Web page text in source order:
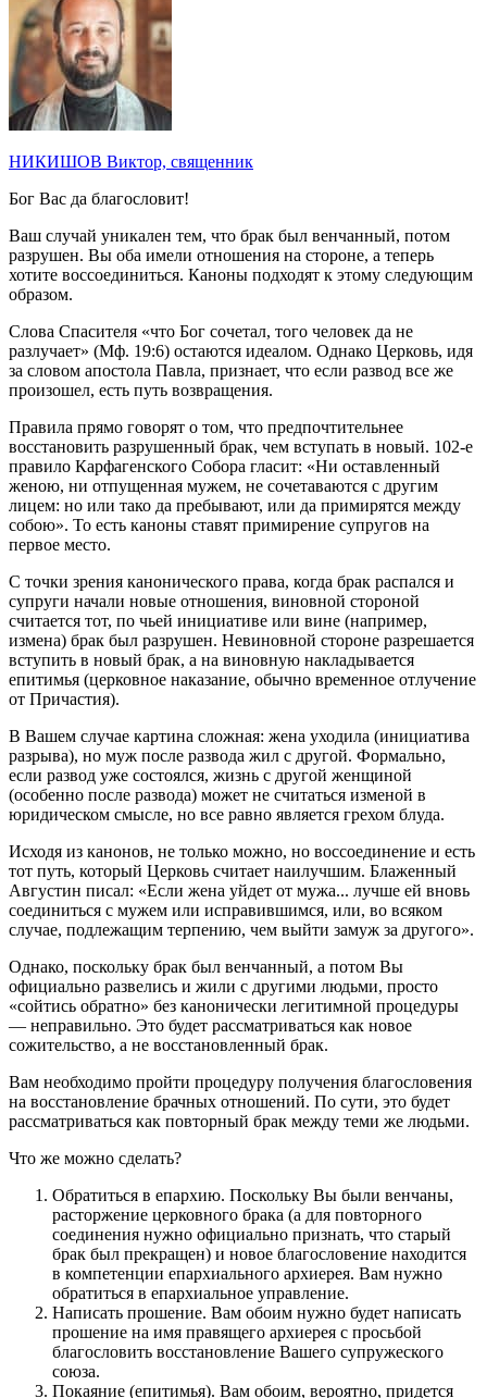
НИКИШОВ Виктор, священник
Бог Вас да благословит!
Ваш случай уникален тем, что брак был венчанный, потом
разрушен. Вы оба имели отношения на стороне, а теперь
хотите воссоединиться. Каноны подходят к этому следующим
образом.
Слова Спасителя «что Бог сочетал, того человек да не
разлучает» (Мф. 19:6) остаются идеалом. Однако Церковь, идя
за словом апостола Павла, признает, что если развод все же
произошел, есть путь возвращения.
Правила прямо говорят о том, что предпочтительнее
восстановить разрушенный брак, чем вступать в новый. 102-е
правило Карфагенского Собора гласит: «Ни оставленный
женою, ни отпущенная мужем, не сочетаваются с другим
лицем: но или тако да пребывают, или да примирятся между
собою». То есть каноны ставят примирение супругов на
первое место.
С точки зрения канонического права, когда брак распался и
супруги начали новые отношения, виновной стороной
считается тот, по чьей инициативе или вине (например,
измена) брак был разрушен. Невиновной стороне разрешается
вступить в новый брак, а на виновную накладывается
епитимья (церковное наказание, обычно временное отлучение
от Причастия).
В Вашем случае картина сложная: жена уходила (инициатива
разрыва), но муж после развода жил с другой. Формально,
если развод уже состоялся, жизнь с другой женщиной
(особенно после развода) может не считаться изменой в
юридическом смысле, но все равно является грехом блуда.
Исходя из канонов, не только можно, но воссоединение и есть
тот путь, который Церковь считает наилучшим. Блаженный
Августин писал: «Если жена уйдет от мужа... лучше ей вновь
соединиться с мужем или исправившимся, или, во всяком
случае, подлежащим терпению, чем выйти замуж за другого».
Однако, поскольку брак был венчанный, а потом Вы
официально развелись и жили с другими людьми, просто
«сойтись обратно» без канонически легитимной процедуры
— неправильно. Это будет рассматриваться как новое
сожительство, а не восстановленный брак.
Вам необходимо пройти процедуру получения благословения
на восстановление брачных отношений. По сути, это будет
рассматриваться как повторный брак между теми же людьми.
Что же можно сделать?
Обратиться в епархию. Поскольку Вы были венчаны,
расторжение церковного брака (а для повторного
соединения нужно официально признать, что старый
брак был прекращен) и новое благословение находится
в компетенции епархиального архиерея. Вам нужно
обратиться в епархиальное управление.
Написать прошение. Вам обоим нужно будет написать
прошение на имя правящего архиерея с просьбой
благословить восстановление Вашего супружеского
союза.
Покаяние (епитимья). Вам обоим, вероятно, придется